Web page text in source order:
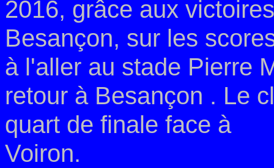
2016, grâce aux
Besançon, sur les
à l'aller au stade Pierre
retour à Besançon . Le
quart de finale face à
Voiron.